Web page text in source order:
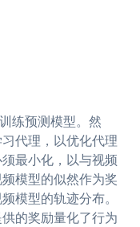
练预测模型。然
代理，以优化代理
最小化，以与视频
模型的似然作为奖
模型的轨迹分布。
的奖励量化了行为